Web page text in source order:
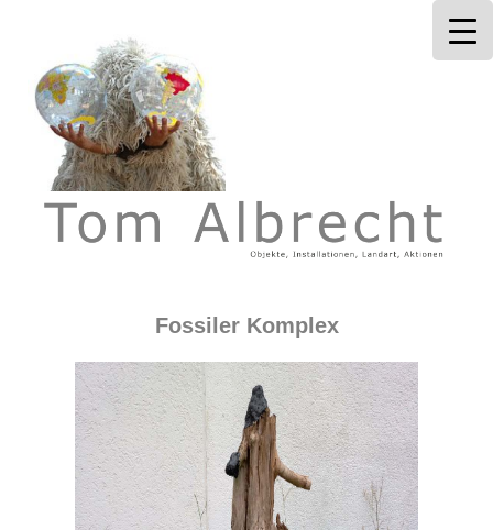
Tom Albrecht
Fossiler Komplex